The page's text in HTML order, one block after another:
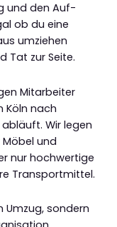
und den Auf-
ob du eine
umziehen
Tat zur Seite.
Mitarbeiter
Köln nach
Wir legen
und
nur hochwertige
Transportmittel.
sondern